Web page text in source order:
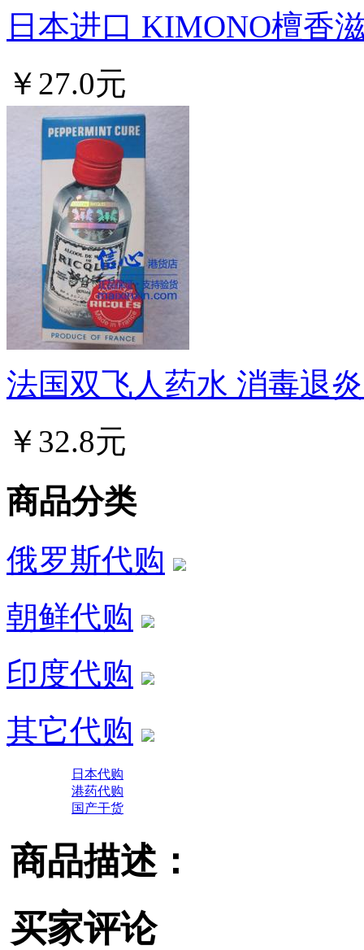
日本进口 KIMONO檀香
￥27.0元
法国双飞人药水 消毒退
￥32.8元
商品分类
俄罗斯代购
朝鲜代购
印度代购
其它代购
日本代购
港药代购
国产干货
商品描述：
买家评论